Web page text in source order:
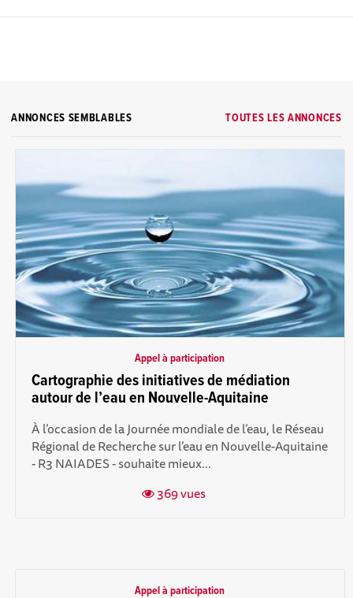
TOUTES LES ANNONCES
ANNONCES SEMBLABLES
Appel à participation
Cartographie des initiatives de médiation
autour de l’eau en Nouvelle-Aquitaine
À l’occasion de la Journée mondiale de l’eau, le Réseau
Régional de Recherche sur l’eau en Nouvelle-Aquitaine
- R3 NAIADES - souhaite mieux...
369 vues
Appel à participation